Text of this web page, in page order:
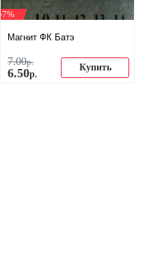
-7%
Магнит ФК Батэ
7.00р.
6.50р.
Купить